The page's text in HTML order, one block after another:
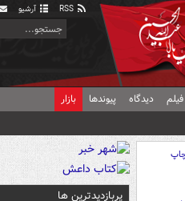
آرشیو
دیدگاه پیوندها بازار
پربازدیدترین ها